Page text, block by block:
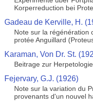
Korperreduction bei
Gadeau de Kerville, H.
Note sur la régénération
protée Anguillard
Karaman, Von Dr. St.
Beitrage zur
Fejervary, G.J. (1926)
Note sur la variation du
provenants d'un nouvel